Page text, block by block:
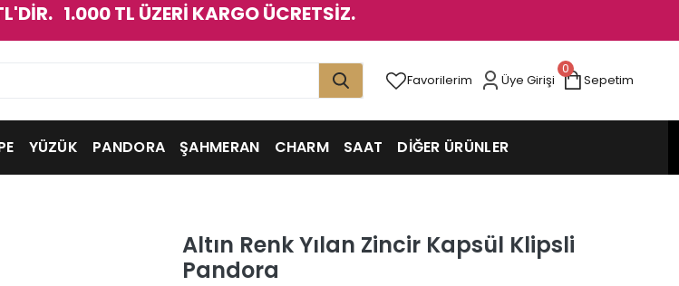
1.000 TL ÜZERİ KARGO ÜCRETSİZ.
Favorilerim Üye Girişi Sepetim
0
YÜZÜK PANDORA ŞAHMERAN CHARM SAAT DİĞER ÜRÜNLER
Altın Renk Yılan Zincir Kapsül Klipsli
Pandora